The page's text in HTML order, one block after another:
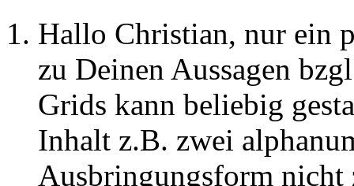
Hallo Christian, nur ein
zu Deinen Aussagen
Grids kann beliebig
Inhalt z.B. zwei
Ausbringungsform nicht